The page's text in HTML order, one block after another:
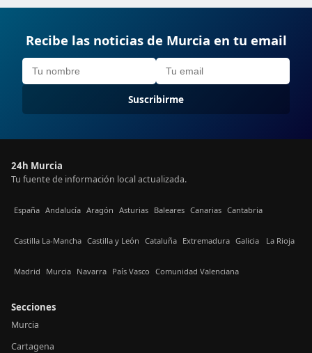
Recibe las noticias de Murcia en tu email
Suscribirme
24h Murcia
Tu fuente de información local actualizada.
España Andalucía Aragón Asturias Baleares Canarias Cantabria
Castilla La-Mancha Castilla y León Cataluña Extremadura Galicia La Rioja
Madrid Murcia Navarra País Vasco Comunidad Valenciana
Secciones
Murcia
Cartagena